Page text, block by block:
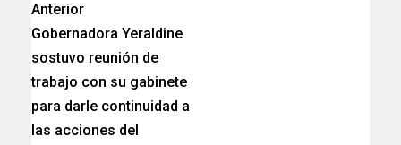
Anterior
Gobernadora Yeraldine
sostuvo reunión de
trabajo con su gabinete
para darle continuidad a
las acciones del